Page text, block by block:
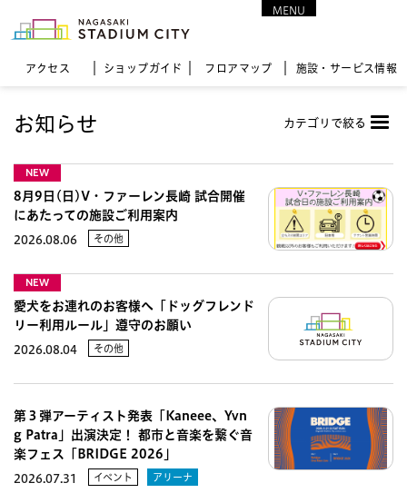
アクセス ショップガイド フロア マップ 施設・サービス情報
MENU
お知らせ カテゴリで絞る
NEW
8月9日(日)V・ファーレン長崎 試合開催
にあたっての施設ご利用案内
2026.08.06 その他
NEW
愛犬をお連れのお客様へ「ドッグフレンド
リー利用ルール」遵守のお願い
2026.08.04 その他
第３弾アーティスト発表「Kaneee、Yvn
g Patra」出演決定！ 都市と音楽を繋ぐ音
楽フェス「BRIDGE 2026」
2026.07.31 イベント アリーナ